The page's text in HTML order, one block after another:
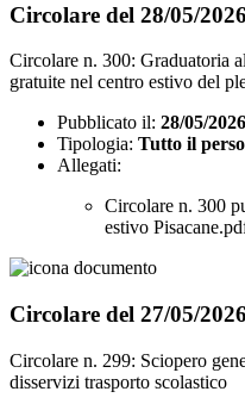
Circolare del 28/05/2026
Circolare n. 300: Graduatoria
gratuite nel centro estivo del
Pubblicato il: 28/05/2026
Tipologia: Tutto il
Allegati:
Circolare n. 300
estivo
Circolare del 27/05/2026
Circolare n. 299: Sciopero
disservizi trasporto scolastico